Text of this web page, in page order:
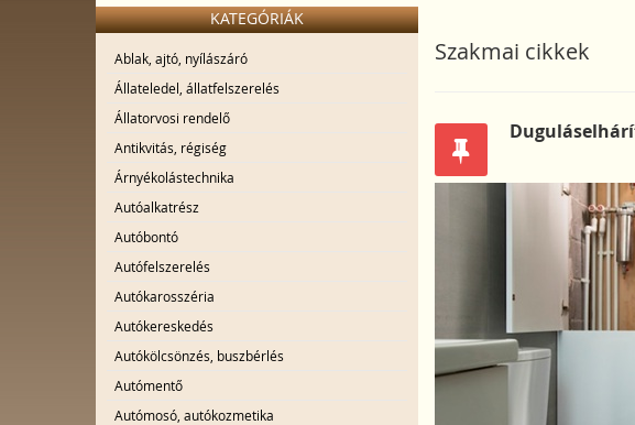
KATEGÓRIÁK
Ablak, ajtó, nyílászáró
Állateledel, állatfelszerelés
Állatorvosi rendelő
Antikvitás, régiség
Árnyékolástechnika
Autóalkatrész
Autóbontó
Autófelszerelés
Autókarosszéria
Autókereskedés
Autókölcsönzés, buszbérlés
Autómentő
Autómosó, autókozmetika
Szakmai cikkek